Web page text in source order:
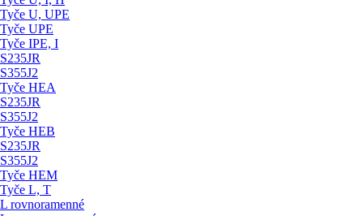
Tyče U, UPE
Tyče UPE
Tyče IPE, I
S235JR
S355J2
Tyče HEA
S235JR
S355J2
Tyče HEB
S235JR
S355J2
Tyče HEM
Tyče L, T
L rovnoramenné